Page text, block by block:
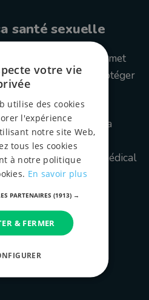
santé sexuelle
simple qui permet
de santé et de protéger
à la honte ou à la
un réflexe
titre qu’un contrôle médical
votre vie
utilise des cookies
l'expérience
notre site Web,
tous les cookies
à notre politique
En savoir plus
PARTENAIRES (1913) →
& FERMER